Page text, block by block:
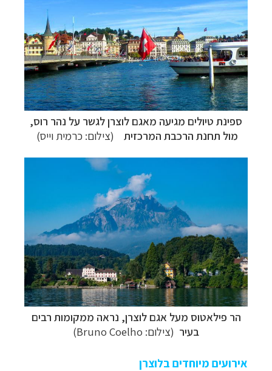
ספינת טיולים מגיעה מאגם לוצרן לגשר על נהר רוס,
מול תחנת הרכבת המרכזית (צילום: כרמית וייס)
הר פילאטוס מעל אגם לוצרן, נראה ממקומות רבים
בעיר (צילום: Bruno Coelho)
אירועים מיוחדים בלוצרן